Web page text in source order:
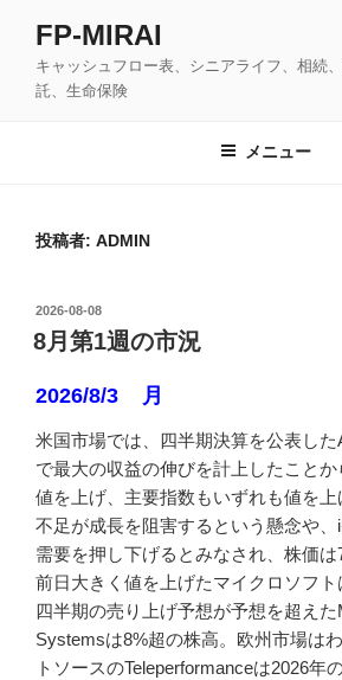
FP-MIRAI
キャッシュフロー表、シニアライフ、相続
託、生命保険
メニュー
投稿者: ADMIN
投
稿
日:
2026-08-08
8月第1週の市況
2026/8/3 月
米国市場では、四半期決算を公表し
で最大の収益の伸びを計上したことか
値を上げ、主要指数もいずれも値を
不足が成長を阻害するという懸念や
需要を押し下げるとみなされ、株価は
前日大きく値を上げたマイクロソフ
四半期の売り上げ予想が予想を超え
Systemsは8%超の株高。欧州市場は
トソースのTeleperformanceは2026年